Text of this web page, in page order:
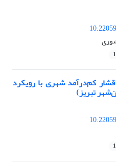
کم‌درآمد شهری با رویکرد
تبریز)